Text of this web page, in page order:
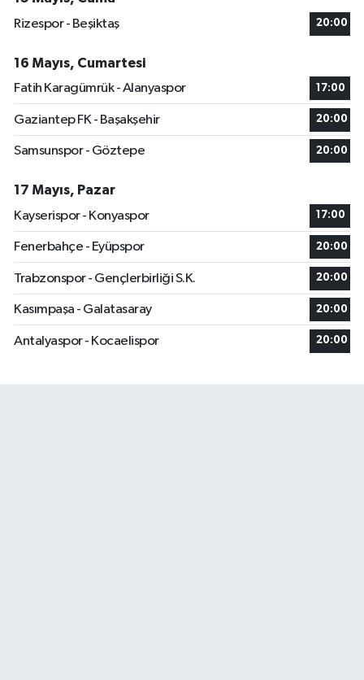
Rizespor - Beşiktaş
20:00
16 Mayıs, Cumartesi
Fatih Karagümrük - Alanyaspor
17:00
Gaziantep FK - Başakşehir 20:00
Samsunspor - Göztepe 20:00
17 Mayıs, Pazar
Kayserispor - Konyaspor
17:00
Fenerbahçe - Eyüpspor 20:00
Trabzonspor - Gençlerbirliği S.K. 20:00
Kasımpaşa - Galatasaray 20:00
Antalyaspor - Kocaelispor 20:00